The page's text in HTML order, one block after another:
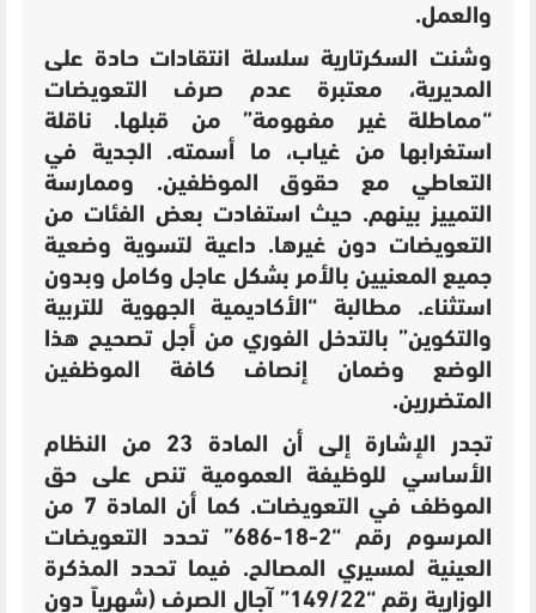
والعمل.
وشنت السكرتارية سلسلة انتقادات حادة على
المديرية، معتبرة عدم صرف التعويضات
“مماطلة غير مفهومة” من قبلها. ناقلة
استغرابها من غياب، ما أسمته. الجدية في
التعاطي مع حقوق الموظفين. وممارسة
التمييز بينهم. حيث استفادت بعض الفئات من
التعويضات دون غيرها. داعية لتسوية وضعية
جميع المعنيين بالأمر بشكل عاجل وكامل وبدون
استثناء. مطالبة “الأكاديمية الجهوية للتربية
والتكوين” بالتدخل الفوري من أجل تصحيح هذا
الوضع وضمان إنصاف كافة الموظفين
المتضررين.
تجدر الإشارة إلى أن
المادة 23 من النظام
الأساسي للوظيفة العمومية تنص على حق
الموظف في التعويضات. كما أن
المادة 7 من
المرسوم رقم “2-18-686” تحدد التعويضات
العينية لمسيري المصالح. فيما تحدد المذكرة
الوزارية رقم “149/22” آجال الصرف (شهرياً دون